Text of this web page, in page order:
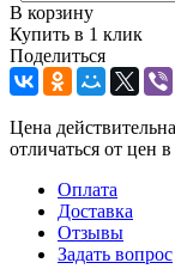
В корзину
Купить в 1 клик
Поделиться
Цена
отличаться от цен
Оплата
Доставка
Отзывы
Задать вопрос